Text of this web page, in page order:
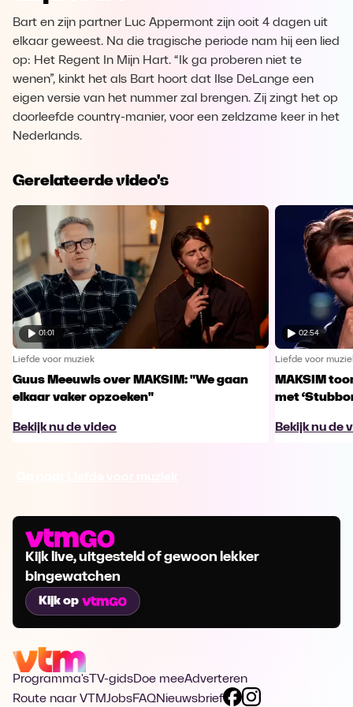
Bart en zijn partner Luc Appermont zijn ooit 4 dagen uit
elkaar geweest. Na die tragische periode nam hij een lied
op: Het Regent In Mijn Hart. “Ik ga proberen niet te
wenen”, kinkt het als Bart hoort dat Ilse DeLange een
eigen versie van het nummer zal brengen. Zij zingt het op
doorleefde country-manier, voor een zeldzame keer in het
Nederlands.
Gerelateerde video's
01:01
Liefde voor muziek
Guus Meeuwis over MAKSIM: "We gaan
elkaar vaker opzoeken"
Bekijk nu de video
02:54
Liefde voor
MAKSIM
met
Bekijk nu de
Kijk live, uitgesteld of gewoon lekker
bingewatchen
Kijk op
Programma's TV-gidsDoe meeAdverteren
Route naar VTMJobsFAQNieuwsbrief